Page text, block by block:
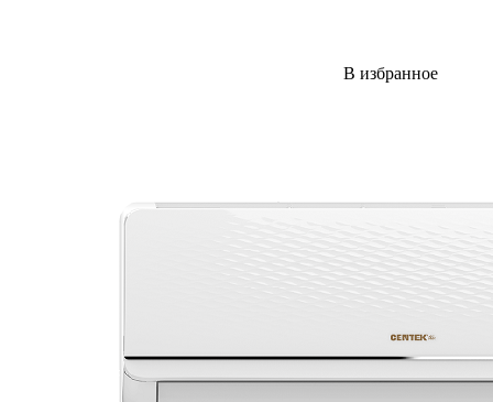
В избранное